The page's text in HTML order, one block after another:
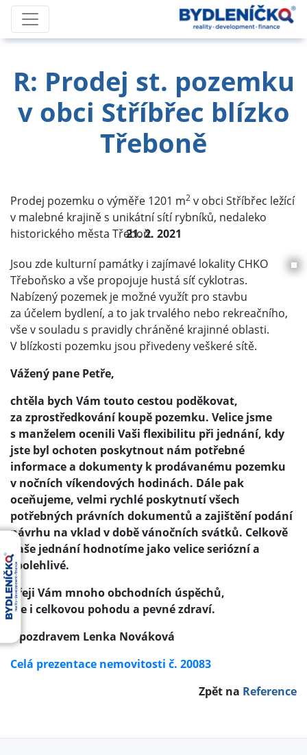
R: Prodej st. pozemku
v obci Stříbřec blízko
Třeboně
Prodej pozemku o výměře 1201 m2 v obci Stříbřec ležící
v malebné krajině s unikátní sítí rybníků, nedaleko
historického města Třeboň.21. 2. 2021
Jsou zde kulturní památky i zajímavé lokality CHKO
Třeboňsko a vše propojuje hustá síť cyklotras.
Nabízený pozemek je možné využít pro stavbu
za účelem bydlení, a to jak trvalého nebo rekreačního,
vše v souladu s pravidly chráněné krajinné oblasti.
V blízkosti pozemku jsou přivedeny veškeré sítě.
Vážený pane Petře,
chtěla bych Vám touto cestou poděkovat,
za zprostředkování koupě pozemku. Velice jsme
s manželem ocenili Vaši flexibilitu při jednání, kdy
jste byl ochoten poskytnout nám potřebné
informace a dokumenty k prodávanému pozemku
v nočních víkendových hodinách. Dále pak
oceňujeme, velmi rychlé poskytnutí všech
potřebných právních dokumentů a zajištění podání
návrhu na vklad v době vánočních svátků. Celkově
Vaše jednání hodnotíme jako velice seriózní a
spolehlivé.
Přeji Vám mnoho obchodních úspěchů,
ale i celkovou pohodu a pevné zdraví.
S pozdravem Lenka Nováková
Celá prezentace nemovitosti č. 20083
Zpět na Reference